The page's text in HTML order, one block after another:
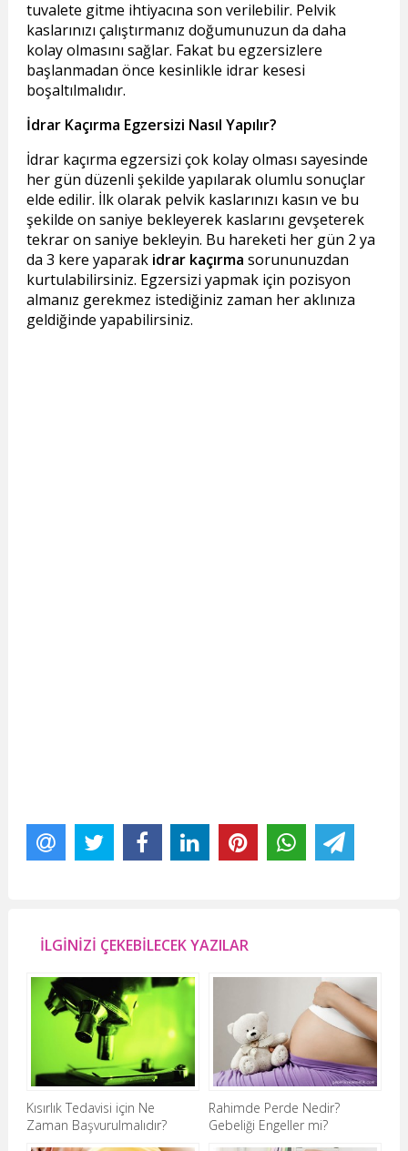
tuvalete gitme ihtiyacına son verilebilir. Pelvik
kaslarınızı çalıştırmanız doğumunuzun da daha
kolay olmasını sağlar. Fakat bu egzersizlere
başlanmadan önce kesinlikle idrar kesesi
boşaltılmalıdır.
İdrar Kaçırma Egzersizi Nasıl Yapılır?
İdrar kaçırma egzersizi çok kolay olması sayesinde
her gün düzenli şekilde yapılarak olumlu sonuçlar
elde edilir. İlk olarak pelvik kaslarınızı kasın ve bu
şekilde on saniye bekleyerek kaslarını gevşeterek
tekrar on saniye bekleyin. Bu hareketi her gün 2 ya
da 3 kere yaparak idrar kaçırma sorununuzdan
kurtulabilirsiniz. Egzersizi yapmak için pozisyon
almanız gerekmez istediğiniz zaman her aklınıza
geldiğinde yapabilirsiniz.
İLGİNİZİ ÇEKEBİLECEK YAZILAR
Kısırlık Tedavisi için Ne
Zaman Başvurulmalıdır?
Rahimde Perde Nedir?
Gebeliği Engeller mi?